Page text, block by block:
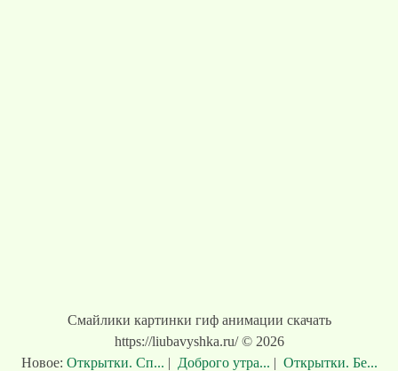
Смайлики картинки гиф анимации скачать
https://liubavyshka.ru/ © 2026
Новое: Открытки. Сп... | Доброго утра... | Открытки. Бе...